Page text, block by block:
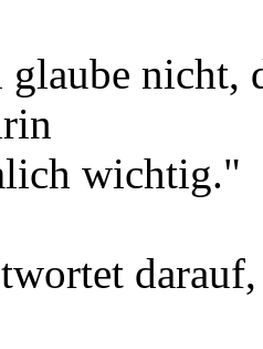
nicht,
wichtig."